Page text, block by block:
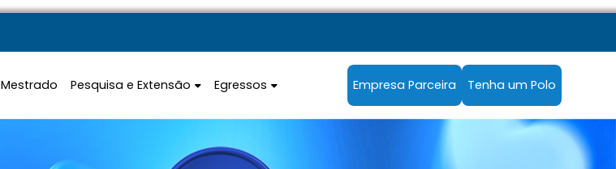
Mestrado Pesquisa e Extensão Egressos Empresa Parceira Tenha um Polo